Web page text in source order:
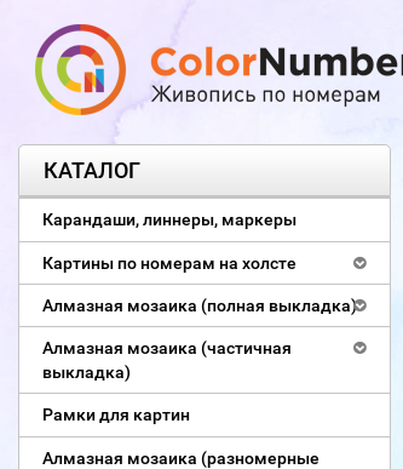
КАТАЛОГ
Карандаши, линнеры, маркеры
Картины по номерам на холсте
Алмазная мозаика (полная выкладка)
Алмазная мозаика (частичная
выкладка)
Рамки для картин
Алмазная мозаика (разномерные